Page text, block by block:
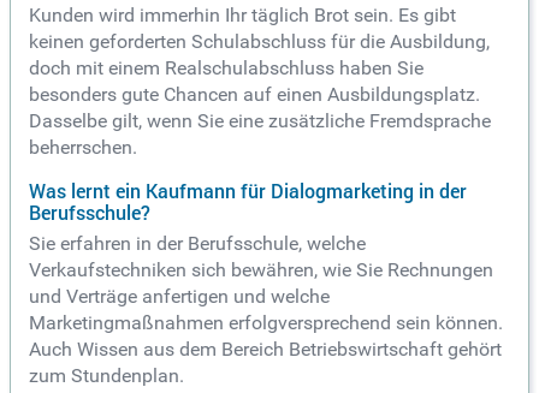
Kunden wird immerhin Ihr täglich Brot sein. Es gibt
keinen geforderten Schulabschluss für die Ausbildung,
doch mit einem Realschulabschluss haben Sie
besonders gute Chancen auf einen Ausbildungsplatz.
Dasselbe gilt, wenn Sie eine zusätzliche Fremdsprache
beherrschen.
Was lernt ein Kaufmann für Dialogmarketing in der
Berufsschule?
Sie erfahren in der Berufsschule, welche
Verkaufstechniken sich bewähren, wie Sie Rechnungen
und Verträge anfertigen und welche
Marketingmaßnahmen erfolgversprechend sein können.
Auch Wissen aus dem Bereich Betriebswirtschaft gehört
zum Stundenplan.